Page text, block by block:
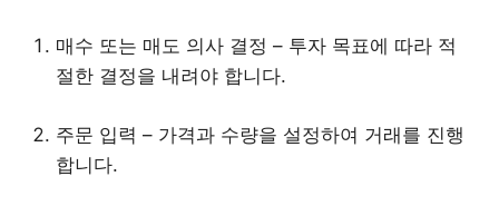
매수 또는 매도 의사 결정 – 투자 목표에 따라 적
절한 결정을 내려야 합니다.
주문 입력 – 가격과 수량을 설정하여 거래를 진행
합니다.